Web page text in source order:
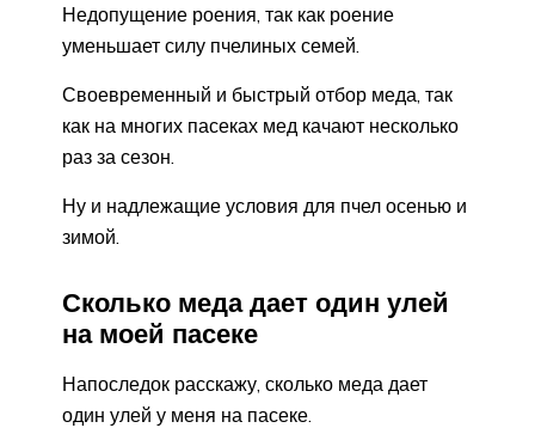
Недопущение роения, так как роение
уменьшает силу пчелиных семей.
Своевременный и быстрый отбор меда, так
как на многих пасеках мед качают несколько
раз за сезон.
Ну и надлежащие условия для пчел осенью и
зимой.
Сколько меда дает один улей
на моей пасеке
Напоследок расскажу, сколько меда дает
один улей у меня на пасеке.